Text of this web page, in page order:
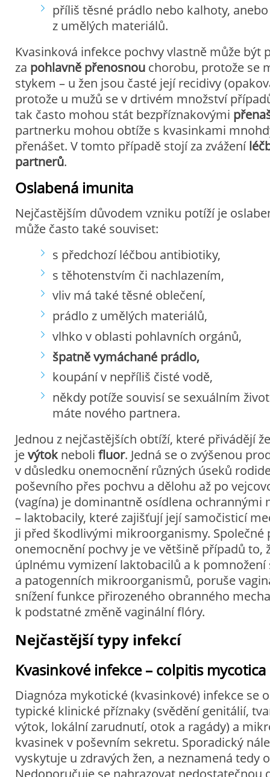
příliš těsné prádlo nebo kalhoty,
z umělých materiálů.
Kvasinková infekce pochvy vlastně může být
za pohlavně přenosnouchorobu, protože se
stykem – u žen jsou časté její recidivy
protože u mužů se v drtivém množství
tak často mohou stát bezpříznakovými
partnerku mohou obtíže s kvasinkami
přenášet. V tomto případě stojí za zvážení
partnerů.
Oslabená imunita
Nejčastějším důvodem vzniku potíží je
může často také souviset:
s předchozí léčbou antibiotiky,
s těhotenstvím či nachlazením,
vliv má také těsné oblečení,
prádlo z umělých materiálů,
vlhko v oblasti pohlavních orgánů,
špatně vymáchané prádlo,
koupání v nepříliš čisté vodě,
někdy potíže souvisí se sexuálním
máte nového partnera.
Jednou z nejčastějších obtíží, které přivádějí
jevýtokneboli fluor. Jedná se o zvýšenou
v důsledku onemocnění různých úseků
poševního přes pochvu a dělohu až po
(vagína) je dominantně osídlena ochrannými
– laktobacily, které zajišťují její samočisticí
ji před škodlivými mikroorganismy. Společné
onemocnění pochvy je ve většině případů to,
úplnému vymizení laktobacilů a k pomnožení
a patogenních mikroorganismů, poruše
snížení funkce přirozeného obranného
k podstatné změně vaginální flóry.
Nejčastější typy infekcí
Kvasinkové infekce – colpitis mycotica
Diagnóza mykotické (kvasinkové) infekce se
typické klinické příznaky (svědění genitálií,
výtok, lokální zarudnutí, otok a ragády) a
kvasinek v poševním sekretu. Sporadický
vyskytuje u zdravých žen, a neznamená tedy